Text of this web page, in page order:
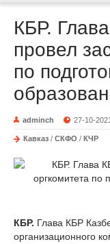
КБР.
провел
по
adminch 27-10-2021
Кавказ / СКФО / КЧР
КБР. Глава КБР
организационного